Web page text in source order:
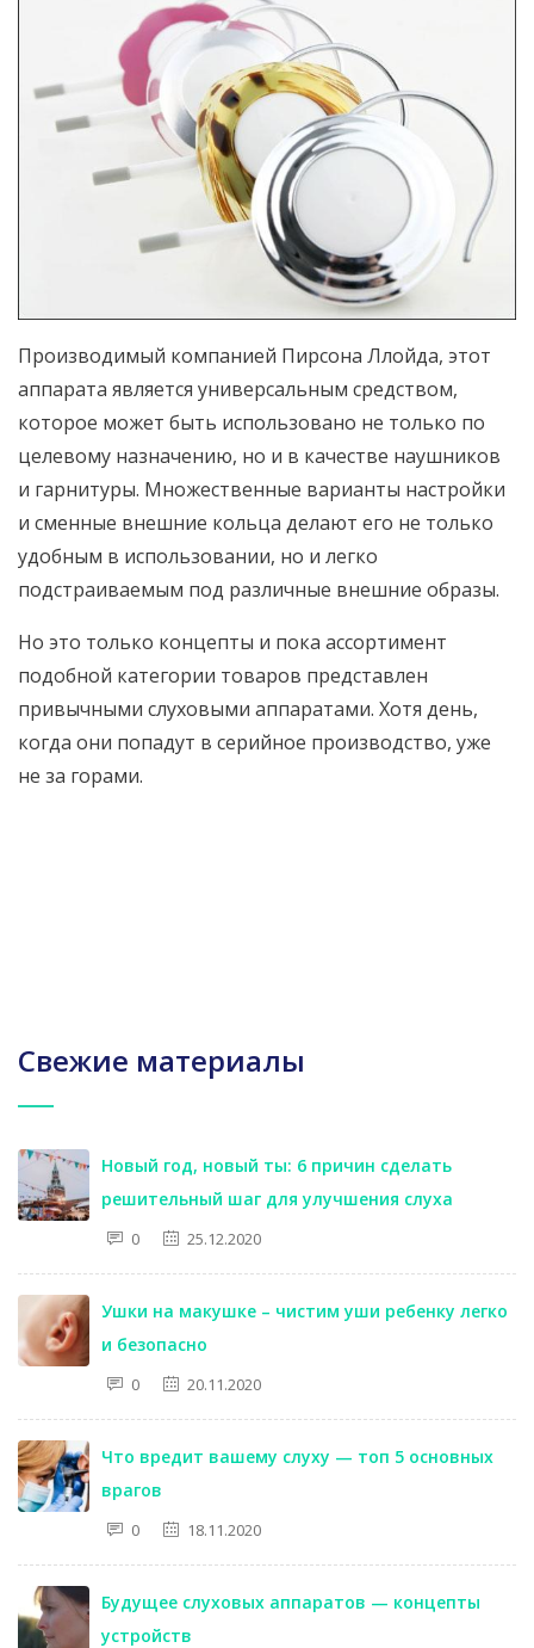
Производимый компанией Пирсона Ллойда, этот
аппарата является универсальным средством,
которое может быть использовано не только по
целевому назначению, но и в качестве наушников
и гарнитуры. Множественные варианты настройки
и сменные внешние кольца делают его не только
удобным в использовании, но и легко
подстраиваемым под различные внешние образы.
Но это только концепты и пока ассортимент
подобной категории товаров представлен
привычными слуховыми аппаратами. Хотя день,
когда они попадут в серийное производство, уже
не за горами.
Свежие материалы
Новый год, новый ты: 6 причин сделать
решительный шаг для улучшения слуха
0 25.12.2020
Ушки на макушке – чистим уши ребенку легко
и безопасно
0 20.11.2020
Что вредит вашему слуху — топ 5 основных
врагов
0 18.11.2020
Будущее слуховых аппаратов — концепты
устройств